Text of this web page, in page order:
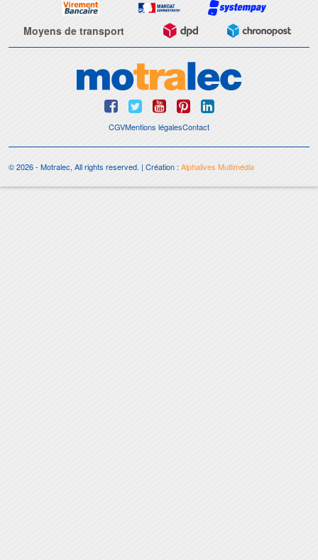
Moyens de transport
CGVMentions légalesContact
© 2026 - Motralec, All rights reserved. | Création :Alphalives Multimédia